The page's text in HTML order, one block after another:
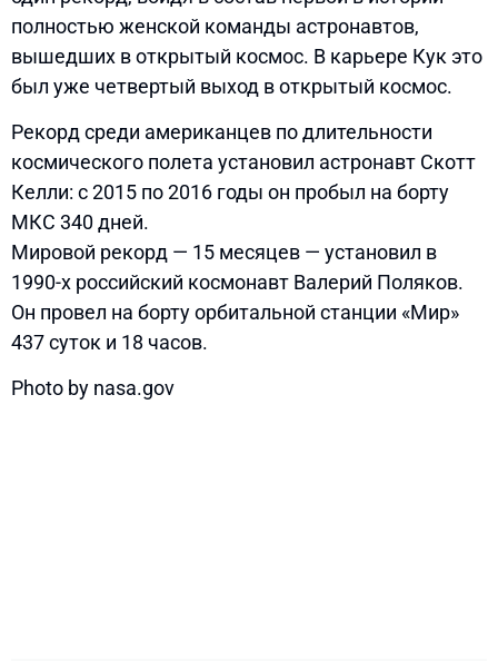
полностью женской команды астронавтов,
вышедших в открытый космос. В карьере Кук это
был уже четвертый выход в открытый космос.
Рекорд среди американцев по длительности
космического полета установил астронавт Скотт
Келли: с 2015 по 2016 годы он пробыл на борту
МКС 340 дней.
Мировой рекорд — 15 месяцев — установил в
1990-х российский космонавт Валерий Поляков.
Он провел на борту орбитальной станции «Мир»
437 суток и 18 часов.
Photo by nasa.gov